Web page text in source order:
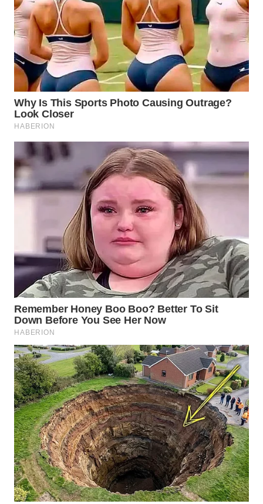
WAHANA
TRAVEL
WAHANA
TV
WAHANANEWS
ID
WAHANANEWS
CO ID
WAHANANEWS
WAHANA
SPORT
WAHANA
UMKM
WAHANA
SELEB
WAHANA
PERSONA
WAHANA
OTOMOTIF
WAHANA
HEALTH
WAHANA